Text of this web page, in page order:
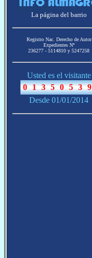
La página del barrio
Registro Nac. Derecho de Autor
Expedientes Nª
236277 - 5114810 y 5247258
Usted es el visitante
Desde 01/01/2014